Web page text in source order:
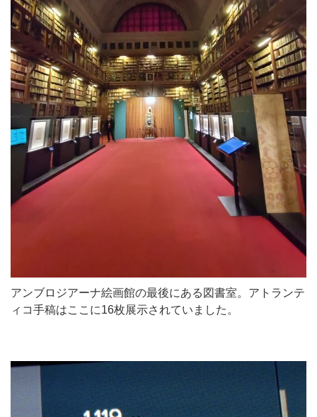
アンブロジアーナ絵画館の最後にある図書室。アトランテ
ィコ手稿はここに16枚展示されていました。